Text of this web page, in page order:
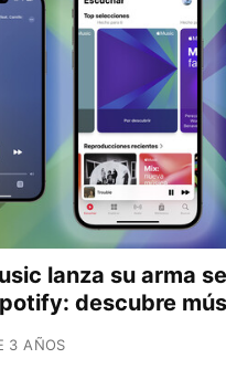
lanza su arma
descubre
3 AÑOS